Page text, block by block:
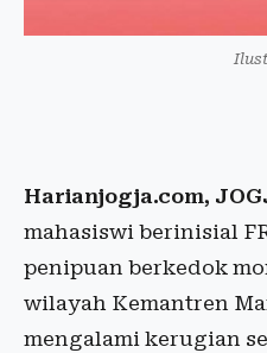
Harianjogja.com,
mahasiswi berinisial
penipuan berkedok
wilayah Kemantren
mengalami kerugian